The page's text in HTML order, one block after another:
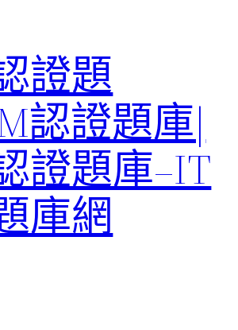
證題
認證題庫|
證題庫–IT
庫網